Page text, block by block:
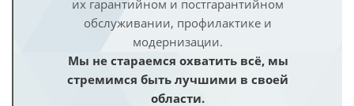
их гарантийном и постгарантийном
обслуживании, профилактике и
модернизации.
Мы не стараемся охватить всё, мы
стремимся быть лучшими в своей
области.